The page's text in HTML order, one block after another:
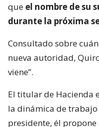
que el nombre de su
durante la próxima
Consultado sobre
nueva autoridad,
viene”.
El titular de Hacienda
la dinámica de
presidente, él